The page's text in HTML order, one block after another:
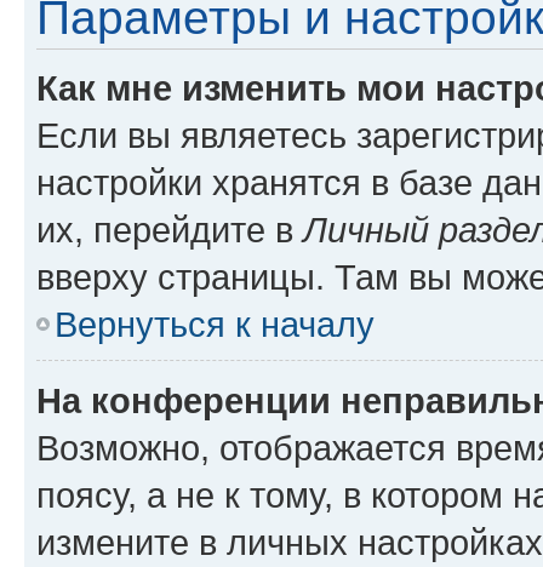
Параметры и
Как мне изменить мои
Если вы являетесь
настройки хранятся в базе
их, перейдите вЛичный
вверху страницы. Там вы
Вернуться к началу
На конференции
Возможно, отображается
поясу, а не к тому, в котором
измените в личных